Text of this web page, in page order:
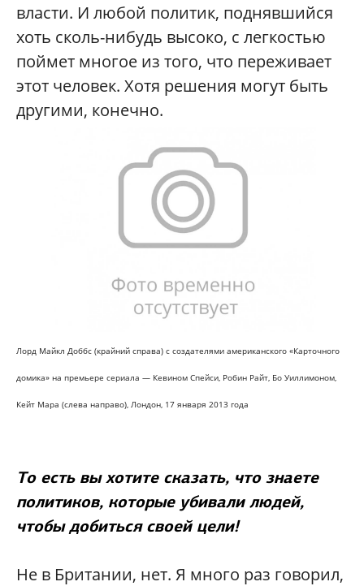
власти. И любой политик, поднявшийся
хоть сколь-нибудь высоко, с легкостью
поймет многое из того, что переживает
этот человек. Хотя решения могут быть
другими, конечно.
Лорд Майкл Доббс (крайний справа) с создателями американского «Карточного
домика» на премьере сериала — Кевином Спейси, Робин Райт, Бо Уиллимоном,
Кейт Мара (слева направо), Лондон, 17 января 2013 года
То есть вы хотите сказать, что знаете
политиков, которые убивали людей,
чтобы добиться своей цели!
Не в Британии, нет. Я много раз говорил,